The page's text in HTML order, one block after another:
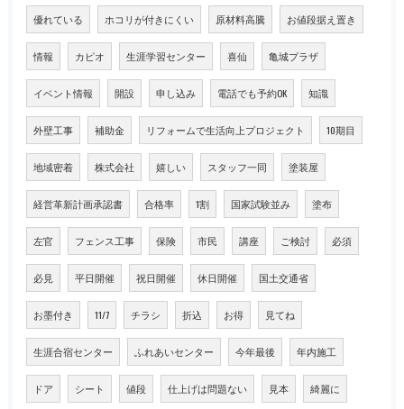
優れている ホコリが付きにくい 原材料高騰 お値段据え置き
情報 カピオ 生涯学習センター 喜仙 亀城プラザ
イベント情報 開設 申し込み 電話でも予約OK 知識
外壁工事 補助金 リフォームで生活向上プロジェクト 10期目
地域密着 株式会社 嬉しい スタッフ一同 塗装屋
経営革新計画承認書 合格率 1割 国家試験並み 塗布
左官 フェンス工事 保険 市民 講座 ご検討 必須
必見 平日開催 祝日開催 休日開催 国土交通省
お墨付き 11/7 チラシ 折込 お得 見てね
生涯合宿センター ふれあいセンター 今年最後 年内施工
ドア シート 値段 仕上げは問題ない 見本 綺麗に